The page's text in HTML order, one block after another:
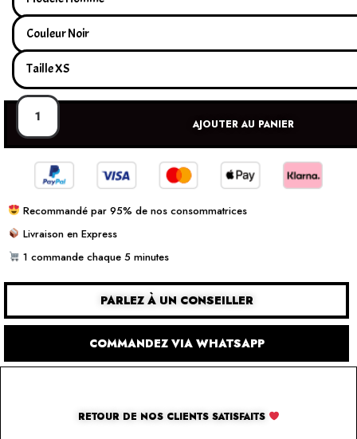
AJOUTER AU PANIER
Recommandé par 95% de nos consommatrices
Livraison en Express
1 commande chaque 5 minutes
PARLEZ À UN CONSEILLER
COMMANDEZ VIA WHATSAPP
RETOUR DE NOS CLIENTS SATISFAITS